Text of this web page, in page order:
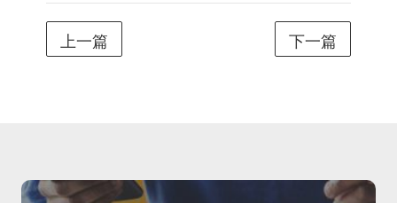
上一篇 下一篇